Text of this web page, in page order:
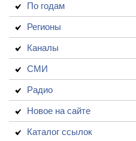
По годам
Регионы
Каналы
СМИ
Радио
Новое на сайте
Каталог ссылок